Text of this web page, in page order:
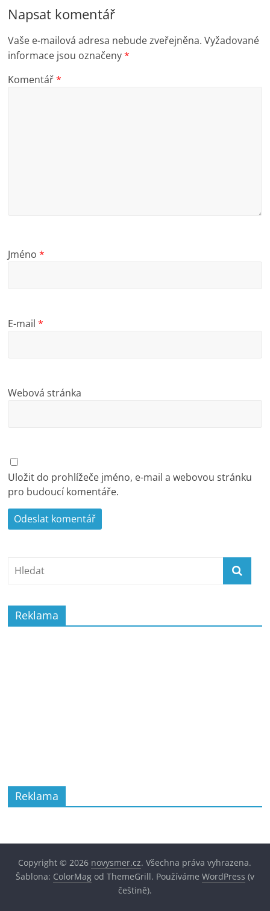
Napsat komentář
Vaše e-mailová adresa nebude zveřejněna. Vyžadované
informace jsou označeny*
Komentář*
Jméno*
E-mail*
Webová stránka
Uložit do prohlížeče jméno, e-mail a webovou stránku
pro budoucí komentáře.
Reklama
Reklama
Copyright © 2026 novysmer.cz. Všechna práva vyhrazena.
Šablona: ColorMagod ThemeGrill. Používáme WordPress (v
češtině).